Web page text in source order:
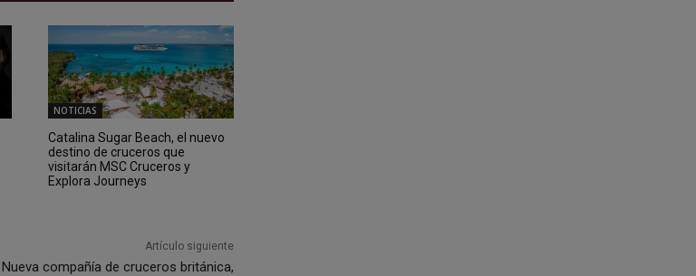
NOTICIAS
Catalina Sugar Beach, el nuevo
destino de cruceros que
visitarán MSC Cruceros y
Explora Journeys
Artículo siguiente
Nueva compañía de cruceros británica,